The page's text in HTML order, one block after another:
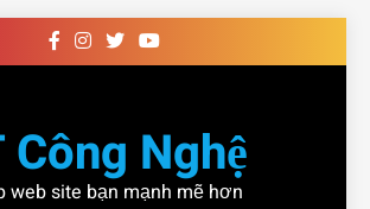
Công Nghệ
web site bạn mạnh mẽ hơn